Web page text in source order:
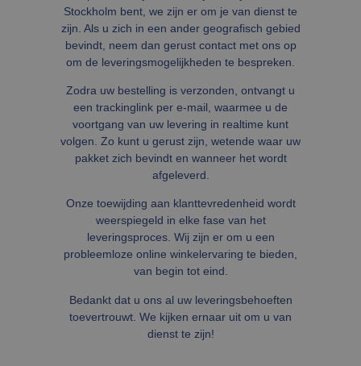
Stockholm bent, we zijn er om je van dienst te
zijn. Als u zich in een ander geografisch gebied
bevindt, neem dan gerust contact met ons op
om de leveringsmogelijkheden te bespreken.
Zodra uw bestelling is verzonden, ontvangt u
een trackinglink per e-mail, waarmee u de
voortgang van uw levering in realtime kunt
volgen. Zo kunt u gerust zijn, wetende waar uw
pakket zich bevindt en wanneer het wordt
afgeleverd.
Onze toewijding aan klanttevredenheid wordt
weerspiegeld in elke fase van het
leveringsproces. Wij zijn er om u een
probleemloze online winkelervaring te bieden,
van begin tot eind.
Bedankt dat u ons al uw leveringsbehoeften
toevertrouwt. We kijken ernaar uit om u van
dienst te zijn!